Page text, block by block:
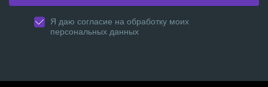
Я даю согласие на обработку моих
персональных данных